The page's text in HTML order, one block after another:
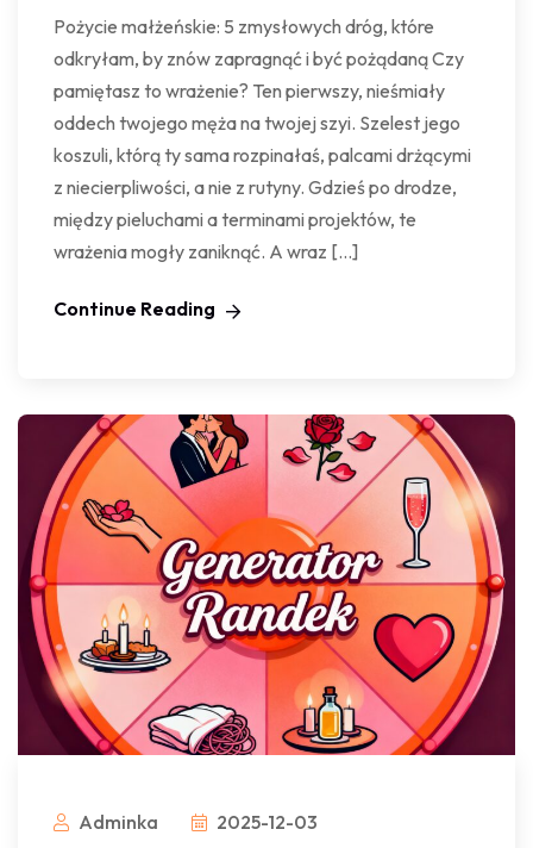
Pożycie małżeńskie: 5 zmysłowych dróg, które
odkryłam, by znów zapragnąć i być pożądaną Czy
pamiętasz to wrażenie? Ten pierwszy, nieśmiały
oddech twojego męża na twojej szyi. Szelest jego
koszuli, którą ty sama rozpinałaś, palcami drżącymi
z niecierpliwości, a nie z rutyny. Gdzieś po drodze,
między pieluchami a terminami projektów, te
wrażenia mogły zaniknąć. A wraz […]
Continue Reading
Adminka 2025-12-03